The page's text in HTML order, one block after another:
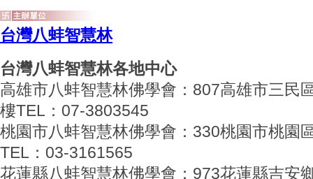
台灣八蚌智慧林
台灣八蚌智慧林各地中心
高雄市八蚌智慧林佛學會：807高雄市三民
樓TEL：07-3803545
桃園市八蚌智慧林佛學會：330桃園市桃園
TEL：03-3161565
花蓮縣八蚌智慧林佛學會：973花蓮縣吉安